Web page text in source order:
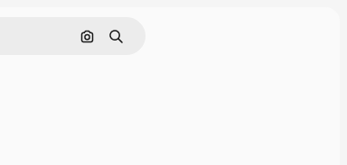
Поиск по изображению
Поиск